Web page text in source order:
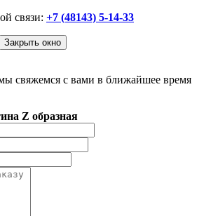
связи: +7 (48143) 5-14-33
Закрыть окно
свяжемся с вами в ближайшее время
Z образная